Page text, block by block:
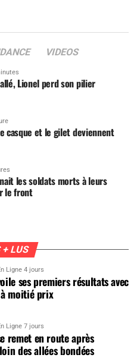
VIDEOS
Lionel perd son pilier
casque et le gilet deviennent
les soldats morts à leurs
le front
+ LUS
Ligne 4 jours
ses premiers résultats avec
moitié prix
Ligne 7 jours
remet en route après
des allées bondées